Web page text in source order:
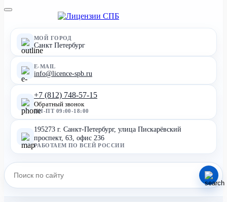
МОЙ ГОРОД
Санкт Петербург
E-MAIL
info@licence-spb.ru
+7 (812) 748-57-15
Обратный звонок
ПН-ПТ 09:00-18:00
195273 г. Санкт-Петербург, улица Пискарёвский
проспект, 63, офис 236
РАБОТАЕМ ПО ВСЕЙ РОССИИ